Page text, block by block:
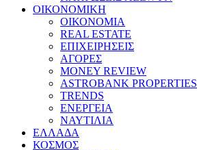
ΟΙΚΟΝΟΜΙΚΗ
ΟΙΚΟΝΟΜΙΑ
REAL ESTATE
ΕΠΙΧΕΙΡΗΣΕΙΣ
ΑΓΟΡΕΣ
MONEY REVIEW
ASTROBANK PROPERTIES
TRENDS
ΕΝΕΡΓΕΙΑ
ΝΑΥΤΙΛΙΑ
ΕΛΛΑΔΑ
ΚΟΣΜΟΣ